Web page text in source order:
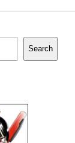
Search